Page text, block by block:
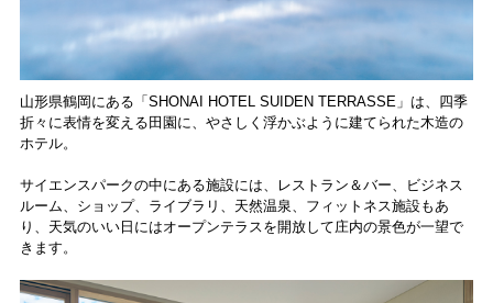
山形県鶴岡にある「SHONAI HOTEL SUIDEN TERRASSE」は、四季
折々に表情を変える田園に、やさしく浮かぶように建てられた木造の
ホテル。
サイエンスパークの中にある施設には、レストラン＆バー、ビジネス
ルーム、ショップ、ライブラリ、天然温泉、フィットネス施設もあ
り、天気のいい日にはオープンテラスを開放して庄内の景色が一望で
きます。